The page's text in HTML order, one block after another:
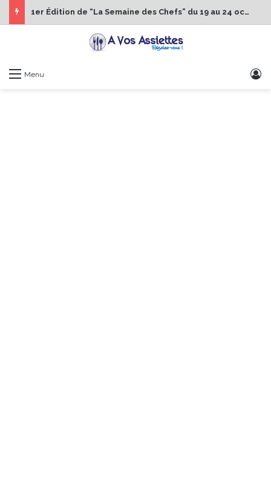
1er Édition de “La Semaine des Chefs” du 19 au 24 octobre 2026
Menu